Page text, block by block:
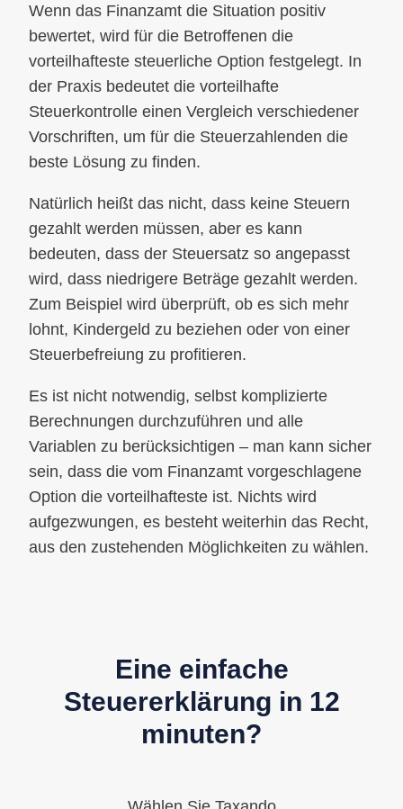
Wenn das Finanzamt die Situation positiv
bewertet, wird für die Betroffenen die
vorteilhafteste steuerliche Option festgelegt. In
der Praxis bedeutet die vorteilhafte
Steuerkontrolle einen Vergleich verschiedener
Vorschriften, um für die Steuerzahlenden die
beste Lösung zu finden.
Natürlich heißt das nicht, dass keine Steuern
gezahlt werden müssen, aber es kann
bedeuten, dass der Steuersatz so angepasst
wird, dass niedrigere Beträge gezahlt werden.
Zum Beispiel wird überprüft, ob es sich mehr
lohnt, Kindergeld zu beziehen oder von einer
Steuerbefreiung zu profitieren.
Es ist nicht notwendig, selbst komplizierte
Berechnungen durchzuführen und alle
Variablen zu berücksichtigen – man kann sicher
sein, dass die vom Finanzamt vorgeschlagene
Option die vorteilhafteste ist. Nichts wird
aufgezwungen, es besteht weiterhin das Recht,
aus den zustehenden Möglichkeiten zu wählen.
Eine einfache
Steuererklärung in 12
minuten?